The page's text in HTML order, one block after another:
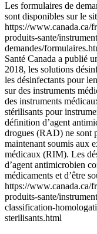
Les formulaires de
sont disponibles sur le
https://www.canada.ca/
produits-sante/
demandes/
Santé Canada a publié
2018, les solutions
les désinfectants pour
sur des instruments
des instruments
stérilisants pour
définition d’agent
drogues (RAD) ne sont
maintenant soumis aux
médicaux (RIM). Les
d’agent antimicrobien
médicaments et d’être
https://www.canada.ca/
produits-sante/
classification-
sterilisants.html